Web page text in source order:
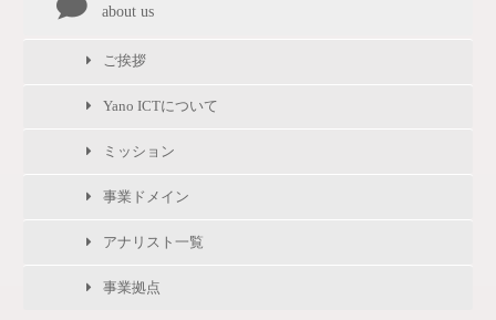
about us
ご挨拶
Yano ICTについて
ミッション
事業ドメイン
アナリスト一覧
事業拠点